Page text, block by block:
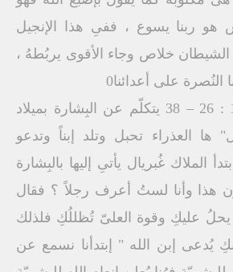
هو ربنا يسوع ، ففىِ هذا الإنجيل
الشيطان خلاص وجاء الأقوى يربُطهُ ،
النُصرة على أعدائنا0
إنجيل القُدّاس لو 1 : 26 – 38 يتكلّم عن البِشارة بميلاد
ها العذراء تحبل وتلد إبناً وتدعو
الملاك غُبريال يأتىِ إليها بالبِشارة
هذا وأنا لستُ أعرف رجلاً ؟ فقال
يحلُ عليكِ وقوة العلىّ تُظللُكِ فلذلك
يُدعى إبن الله " إبتدأنا نسمع عن